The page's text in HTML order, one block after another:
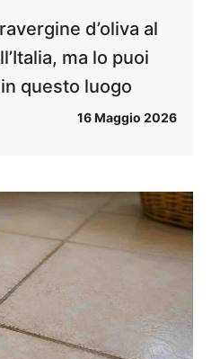
d’oliva al
ma lo puoi
questo luogo
16 Maggio 2026